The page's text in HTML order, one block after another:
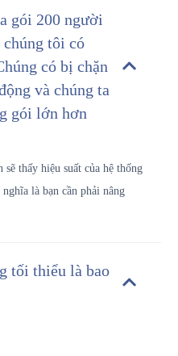
gói 200 người
chúng tôi có
có bị chặn
và chúng ta
gói lớn hơn
thấy hiệu suất của hệ thống
là bạn cần phải nâng
tối thiểu là bao